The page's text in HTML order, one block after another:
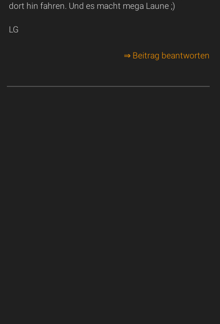
dort hin fahren. Und es macht mega Laune ;)
LG
⇒ Beitrag beantworten